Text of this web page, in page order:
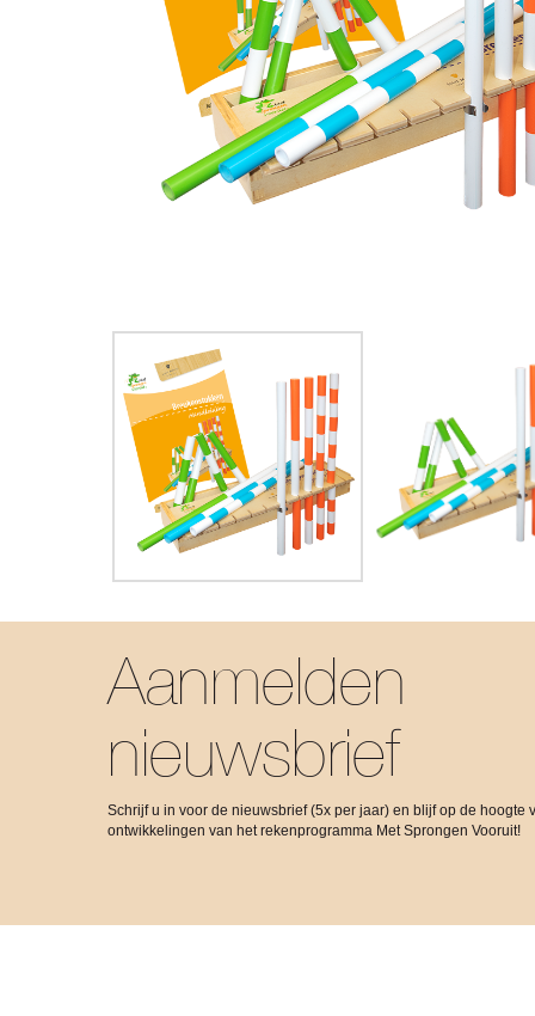
Aanmelden
nieuwsbrief
Schrijf u in voor de nieuwsbrief (5x per jaar) en blijf op de hoogte
ontwikkelingen van het rekenprogramma Met Sprongen Vooruit!